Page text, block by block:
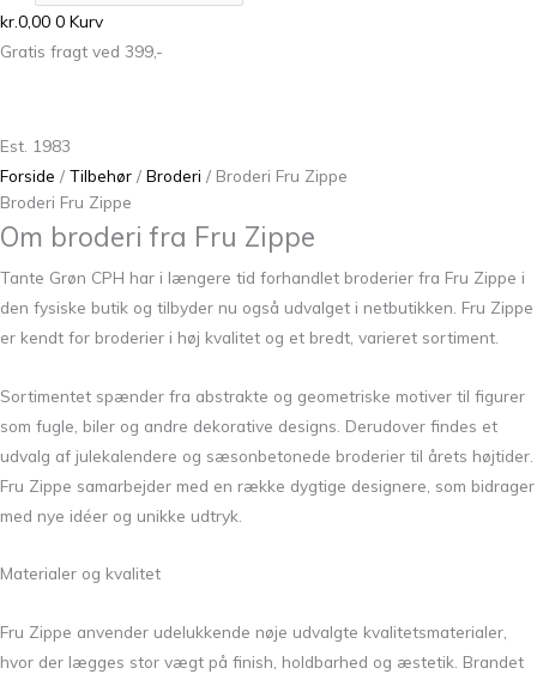
kr.0,00 0 Kurv
Gratis fragt ved 399,-
Est. 1983
Forside / Tilbehør / Broderi / Broderi Fru Zippe
Broderi Fru Zippe
Om broderi fra Fru Zippe
Tante Grøn CPH har i længere tid forhandlet broderier fra Fru Zippe i
den fysiske butik og tilbyder nu også udvalget i netbutikken. Fru Zippe
er kendt for broderier i høj kvalitet og et bredt, varieret sortiment.
Sortimentet spænder fra abstrakte og geometriske motiver til figurer
som fugle, biler og andre dekorative designs. Derudover findes et
udvalg af julekalendere og sæsonbetonede broderier til årets højtider.
Fru Zippe samarbejder med en række dygtige designere, som bidrager
med nye idéer og unikke udtryk.
Materialer og kvalitet
Fru Zippe anvender udelukkende nøje udvalgte kvalitetsmaterialer,
hvor der lægges stor vægt på finish, holdbarhed og æstetik. Brandet